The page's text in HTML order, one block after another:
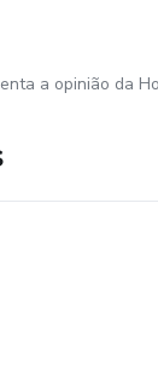
a opinião da